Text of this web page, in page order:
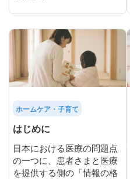
ホームケア・子育て
はじめに
日本における医療の問題点
の一つに、患者さまと医療
を提供する側の「情報の格